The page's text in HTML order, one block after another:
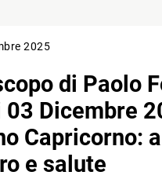
2025
di Paolo
03 Dicembre
Capricorno:
e salute